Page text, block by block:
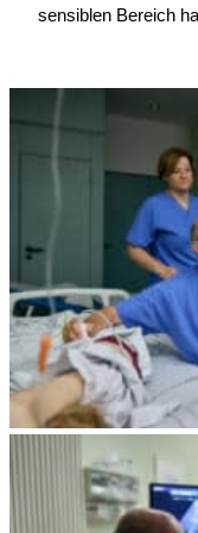
sensiblen Bereich